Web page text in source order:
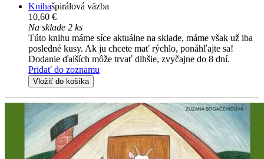
Knihašpirálová väzba
10,60 €
Na sklade 2 ks
Túto knihu máme síce aktuálne na sklade, máme však už iba
posledné kusy. Ak ju chcete mať rýchlo, ponáhľajte sa!
Dodanie ďalších môže trvať dlhšie, zvyčajne do 8 dní.
Pridať do zoznamu
Vložiť do košíka